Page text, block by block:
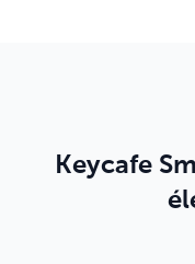
Keycafe